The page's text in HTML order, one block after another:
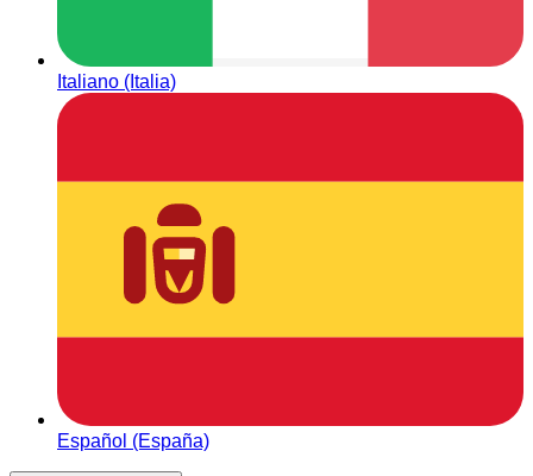
Italiano (Italia)
Español (España)